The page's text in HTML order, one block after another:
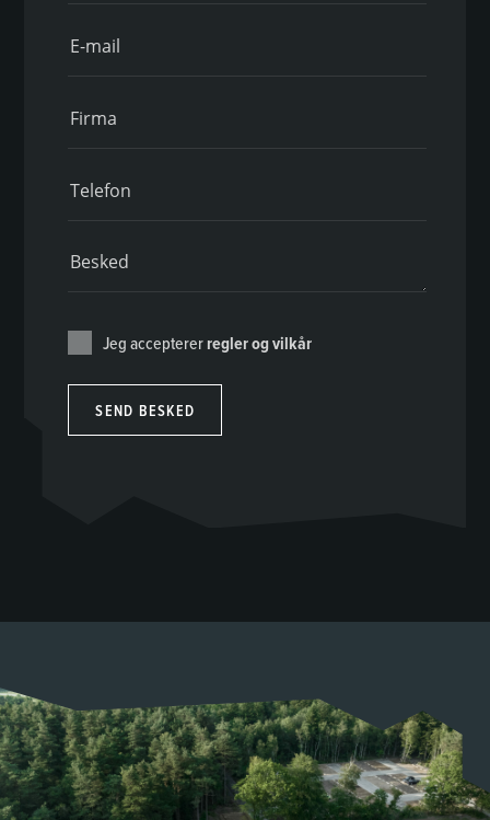
Jeg acceptererregler og vilkår
SEND BESKED